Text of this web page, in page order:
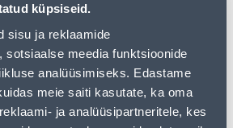
küpsiseid.
sisu ja reklaamide
sotsiaalse meedia funktsioonide
analüüsimiseks. Edastame
meie saiti kasutate, ka oma
ja analüüsipartneritele, kes
TOODE